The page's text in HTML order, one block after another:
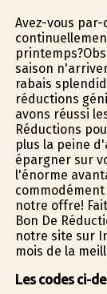
Avez-vous
saison
rabais
réductions
avons réussi
Réductions
plus la peine
épargner sur
l'énorme
notre offre!
Bon De
notre site sur
mois de la
Les codes ci-